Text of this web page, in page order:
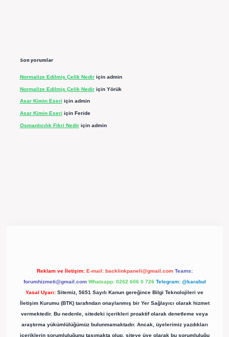
Son yorumlar
Normalize Edilmiş Çelik Nediriçin admin
Normalize Edilmiş Çelik Nediriçin Yörük
Asar Kimin Eseri için admin
Asar Kimin Eseri için Feride
Osmanlıcılık Fikri Nediriçin admin
Reklam ve İletişim: E-mail: backlinkpaneli@gmail.com Teams:
forumhizmeti@gmail.com Whatsapp: 0262 606 0 726 Telegram: @karabul
Yasal Uyarı: Sitemiz, 5651 Sayılı Kanun gereğince Bilgi Teknolojileri ve
İletişim Kurumu (BTK) tarafından onaylanmış bir Yer Sağlayıcı olarak hizmet
vermektedir. Bu nedenle, sitedeki içerikleri proaktif olarak denetleme veya
araştırma yükümlülüğümüz bulunmamaktadır. Ancak, üyelerimiz yazdıkları
içeriklerin sorumluluğunu taşımakta olup, siteye üye olarak bu sorumluluğu